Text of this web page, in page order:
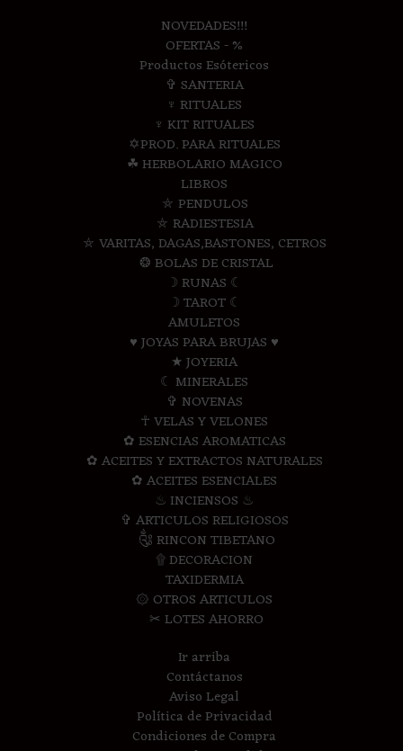
NOVEDADES!!!
OFERTAS - %
Productos Esótericos
✞ SANTERIA
♆ RITUALES
♆ KIT RITUALES
✡PROD. PARA RITUALES
☘ HERBOLARIO MAGICO
LIBROS
⛤ PENDULOS
⛤ RADIESTESIA
⛤ VARITAS, DAGAS,BASTONES, CETROS
❂ BOLAS DE CRISTAL
☽ RUNAS ☾
☽ TAROT ☾
AMULETOS
♥ JOYAS PARA BRUJAS ♥
★ JOYERIA
☾ MINERALES
✞ NOVENAS
☥ VELAS Y VELONES
✿ ESENCIAS AROMATICAS
✿ ACEITES Y EXTRACTOS NATURALES
✿ ACEITES ESENCIALES
♨ INCIENSOS ♨
✞ ARTICULOS RELIGIOSOS
༃ RINCON TIBETANO
۩ DECORACION
TAXIDERMIA
۞ OTROS ARTICULOS
✂ LOTES AHORRO
Ir arriba
Contáctanos
Aviso Legal
Política de Privacidad
Condiciones de Compra